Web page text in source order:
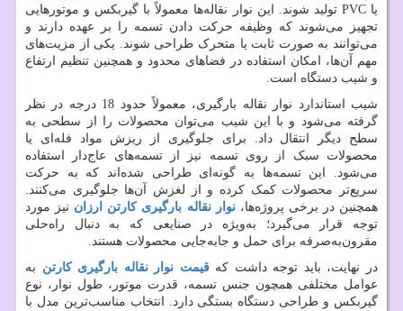
یا PVCتولید شوند. این نوار نقاله‌ها معمولاً با گیربکس و موتورهایی
تجهیز می‌شوند که وظیفه حرکت دادن تسمه را بر عهده دارند و
می‌توانند به صورت ثابت یا متحرک طراحی شوند. یکی از مزیت‌های
مهم آن‌ها، امکان استفاده در فضاهای محدود و همچنین تنظیم ارتفاع
و شیب دستگاه است.
شیب استاندارد نوار نقاله بارگیری، معمولاً حدود 18 درجه در نظر
گرفته می‌شود و با این شیب می‌توان محصولات را از سطحی به
سطح دیگر انتقال داد. برای جلوگیری از ریزش مواد فله‌ای یا
محصولات سبک از روی تسمه نیز از تسمه‌های عاج‌دار استفاده
می‌شود. این تسمه‌ها به گونه‌ای طراحی شده‌اند که به حرکت
سریع‌تر محصولات کمک کرده و از لغزش آن‌ها جلوگیری می‌کنند.
همچنین در برخی پروژه‌ها،نوار نقاله بارگیری کارتن ارزان نیز مورد
توجه قرار می‌گیرد؛ به‌ویژه در صنایعی که به دنبال راه‌حلی
مقرون‌به‌صرفه برای حمل و جابه‌جایی محصولات هستند.
در نهایت، باید توجه داشت کهقیمت نوار نقاله بارگیری کارتن به
عوامل مختلفی همچون جنس تسمه، قدرت موتور، طول نوار، نوع
گیربکس و طراحی دستگاه بستگی دارد. انتخاب مناسب‌ترین مدل با